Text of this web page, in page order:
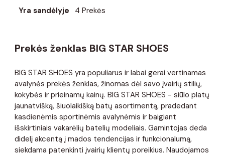
Yra sandėlyje
4 Prekės
Prekės ženklas BIG STAR SHOES
BIG STAR SHOES yra populiarus ir labai gerai vertinamas
avalynės prekės ženklas, žinomas dėl savo įvairių stilių,
kokybės ir prieinamų kainų. BIG STAR SHOES - siūlo platų
jaunatvišką, šiuolaikišką batų asortimentą, pradedant
kasdienėmis sportinėmis avalynėmis ir baigiant
išskirtiniais vakarėlių batelių modeliais. Gamintojas deda
didelį akcentą į mados tendencijas ir funkcionalumą,
siekdama patenkinti įvairių klientų poreikius. Naudojamos